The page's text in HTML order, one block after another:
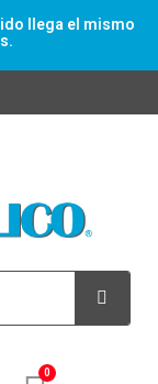
llega el mismo